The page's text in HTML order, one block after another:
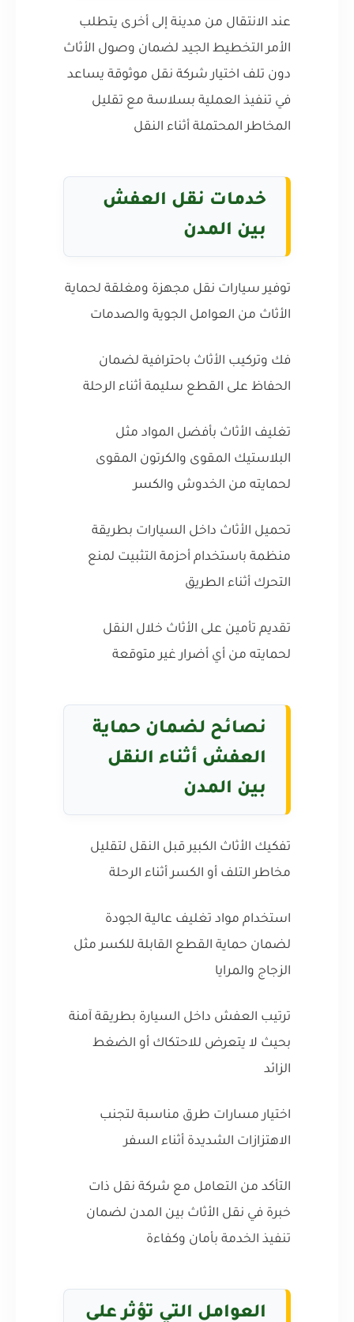
عند الانتقال من مدينة إلى أخرى يتطلب
الأمر التخطيط الجيد لضمان وصول الأثاث
دون تلف اختيار شركة نقل موثوقة يساعد
في تنفيذ العملية بسلاسة مع تقليل
المخاطر المحتملة أثناء النقل
خدمات نقل العفش
بين المدن
توفير سيارات نقل مجهزة ومغلقة لحماية
الأثاث من العوامل الجوية والصدمات
فك وتركيب الأثاث باحترافية لضمان
الحفاظ على القطع سليمة أثناء الرحلة
تغليف الأثاث بأفضل المواد مثل
البلاستيك المقوى والكرتون المقوى
لحمايته من الخدوش والكسر
تحميل الأثاث داخل السيارات بطريقة
منظمة باستخدام أحزمة التثبيت لمنع
التحرك أثناء الطريق
تقديم تأمين على الأثاث خلال النقل
لحمايته من أي أضرار غير متوقعة
نصائح لضمان حماية
العفش أثناء النقل
بين المدن
تفكيك الأثاث الكبير قبل النقل لتقليل
مخاطر التلف أو الكسر أثناء الرحلة
استخدام مواد تغليف عالية الجودة
لضمان حماية القطع القابلة للكسر مثل
الزجاج والمرايا
ترتيب العفش داخل السيارة بطريقة آمنة
بحيث لا يتعرض للاحتكاك أو الضغط
الزائد
اختيار مسارات طرق مناسبة لتجنب
الاهتزازات الشديدة أثناء السفر
التأكد من التعامل مع شركة نقل ذات
خبرة في نقل الأثاث بين المدن لضمان
تنفيذ الخدمة بأمان وكفاءة
العوامل التي تؤثر على